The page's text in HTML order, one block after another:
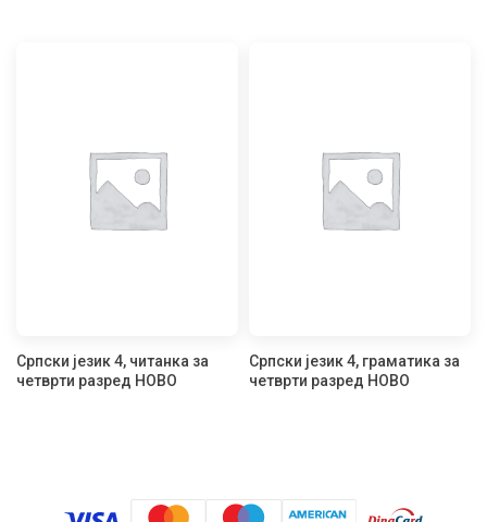
Српски језик 4, читанка за
четврти разред НОВО
Српски језик 4, граматика за
четврти разред НОВО